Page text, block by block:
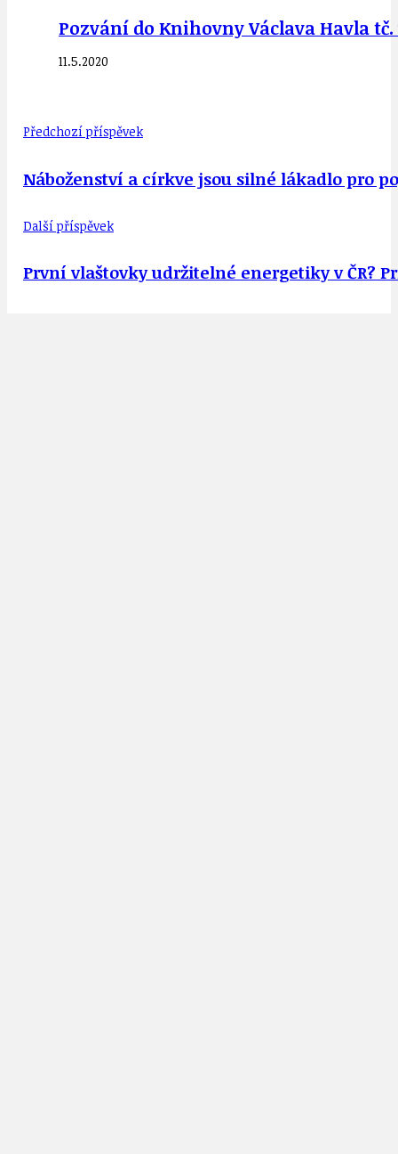
Pozvání do Knihovny Václava Havla
11.5.2020
Předchozí příspěvek
Náboženství a církve jsou silné lákadlo pro
Další příspěvek
První vlaštovky udržitelné energetiky v ČR?